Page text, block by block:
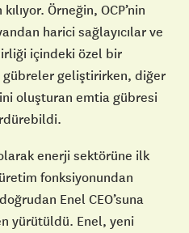
Örneğin, OCP’nin
harici sağlayıcılar ve
içindeki özel bir
gübreler geliştirirken, diğer
oluşturan emtia gübresi
enerji sektörüne ilk
fonksiyonundan
Enel CEO’suna
yürütüldü. Enel, yeni